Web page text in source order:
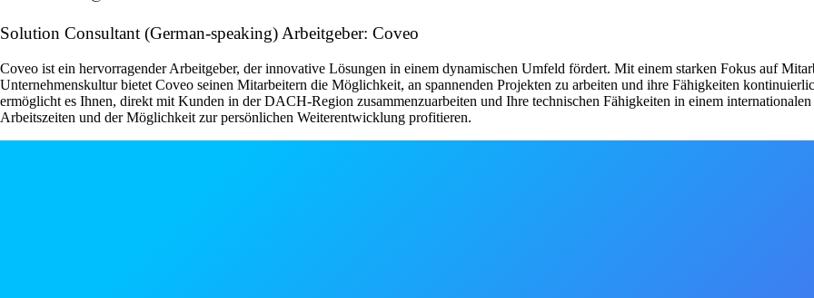
Solution Consultant (German-speaking) Arbeitgeber: Coveo
Coveo ist ein hervorragender Arbeitgeber, der innovative Lösungen in einem dynamischen Umfeld fördert. Mit einem starken Fokus auf
Unternehmenskultur bietet Coveo seinen Mitarbeitern die Möglichkeit, an spannenden Projekten zu arbeiten und ihre Fähigkeiten
ermöglicht es Ihnen, direkt mit Kunden in der DACH-Region zusammenzuarbeiten und Ihre technischen Fähigkeiten in einem
Arbeitszeiten und der Möglichkeit zur persönlichen Weiterentwicklung profitieren.